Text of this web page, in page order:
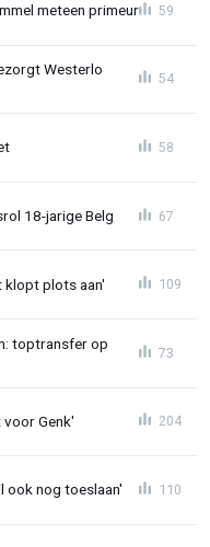
meteen primeur 59
Westerlo
54
58
18-jarige Belg 67
klopt plots aan' 109
toptransfer op
73
Genk' 204
ook nog toeslaan' 110